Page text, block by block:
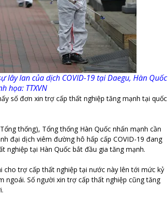
lan của dịch COVID-19 tại Daegu, Hàn Quốc
họa: TTXVN
số đơn xin trợ cấp thất nghiệp tăng mạnh tại quốc
thống), Tổng thống Hàn Quốc nhấn mạnh cần
đại dịch viêm đường hô hấp cấp COVID-19 đang
nghiệp tại Hàn Quốc bắt đầu gia tăng mạnh.
cho trợ cấp thất nghiệp tại nước này lên tới mức kỷ
ngoái. Số người xin trợ cấp thất nghiệp cũng tăng